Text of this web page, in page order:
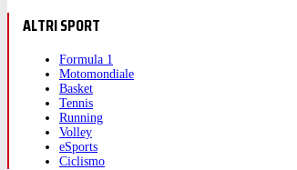
ALTRI SPORT
Formula 1
Motomondiale
Basket
Tennis
Running
Volley
eSports
Ciclismo